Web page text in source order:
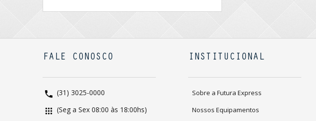
FALE CONOSCO
(31) 3025-0000
(Seg a Sex 08:00 às 18:00hs)
INSTITUCIONAL
Sobre a Futura Express
Nossos Equipamentos